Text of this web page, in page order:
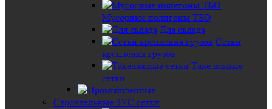
Мусорные полигоны ТБО
Для склада
Сетки
крепления грузов
Такелажные
сетки
Строительные ЗУС сетки